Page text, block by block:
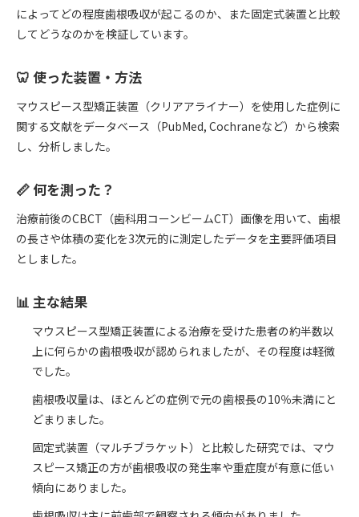
によってどの程度歯根吸収が起こるのか、また固定式装置と比較
してどうなのかを検証しています。
🦷 使った装置・方法
マウスピース型矯正装置（クリアアライナー）を使用した症例に
関する文献をデータベース（PubMed, Cochraneなど）から検索
し、分析しました。
📏 何を測った？
治療前後のCBCT（歯科用コーンビームCT）画像を用いて、歯根
の長さや体積の変化を3次元的に測定したデータを主要評価項目
としました。
📊 主な結果
マウスピース型矯正装置による治療を受けた患者の約半数以
上に何らかの歯根吸収が認められましたが、その程度は軽微
でした。
歯根吸収量は、ほとんどの症例で元の歯根長の10％未満にと
どまりました。
固定式装置（マルチブラケット）と比較した研究では、マウ
スピース矯正の方が歯根吸収の発生率や重症度が有意に低い
傾向にありました。